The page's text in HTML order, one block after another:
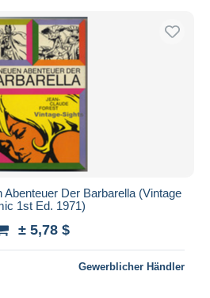
Der Barbarella (Vintage
1st Ed. 1971)
± 5,78 $
Gewerblicher Händler